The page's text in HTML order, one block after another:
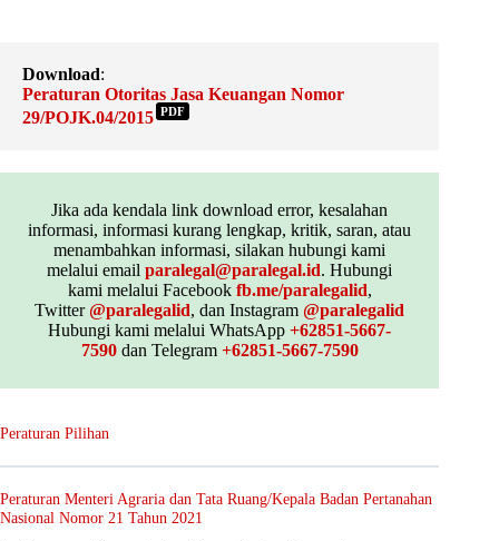
Download:
Peraturan Otoritas Jasa Keuangan Nomor
29/POJK.04/2015 PDF
Jika ada kendala link download error, kesalahan
informasi, informasi kurang lengkap, kritik, saran, atau
menambahkan informasi, silakan hubungi kami
melalui emailparalegal@paralegal.id. Hubungi
kami melalui Facebook fb.me/paralegalid,
Twitter@paralegalid, dan Instagram@paralegalid
Hubungi kami melalui WhatsApp+62851-5667-
7590dan Telegram +62851-5667-7590
Peraturan Pilihan
Peraturan Menteri Agraria dan Tata Ruang/Kepala Badan Pertanahan
Nasional Nomor 21 Tahun 2021